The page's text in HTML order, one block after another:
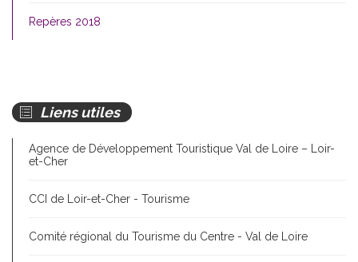
Repères 2018
Liens utiles
Agence de Développement Touristique Val de Loire – Loir-
et-Cher
CCI de Loir-et-Cher - Tourisme
Comité régional du Tourisme du Centre - Val de Loire